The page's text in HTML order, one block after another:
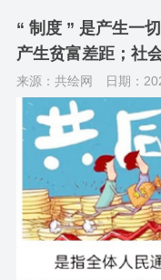
“ 制度 ” 是产生一
产生贫富差距；社
来源：共绘网 日期：